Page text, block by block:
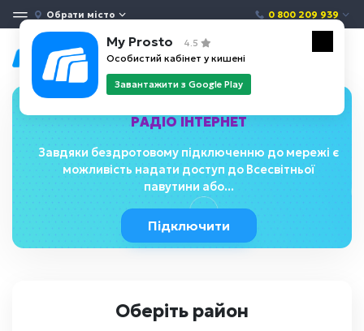
Обрати місто 0 800 209 939
РАДІО ІНТЕРНЕТ
Завдяки бездротовому підключенню до мережі є
можливість надати доступ до Всесвітньої
павутини або...
Підключити
Оберіть район
My Prosto 4.5
Особистий кабінет у кишені
Завантажити з Google Play